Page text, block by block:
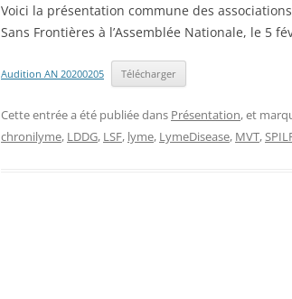
Voici la présentation commune des
Sans Frontières à l’Assemblée Nationale, le 5
Audition AN 20200205 Télécharger
Cette entrée a été publiée dans Présentation, et
chronilyme, LDDG, LSF, lyme, LymeDisease, MVT,